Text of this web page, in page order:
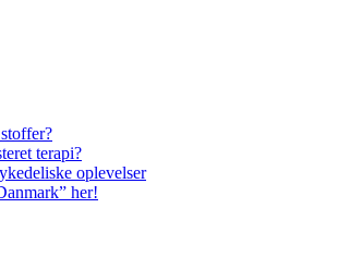
terapi?
oplevelser
her!